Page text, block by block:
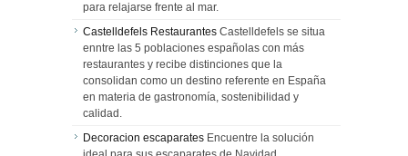
para relajarse frente al mar.
Castelldefels Restaurantes Castelldefels se situa
enntre las 5 poblaciones españolas con más
restaurantes y recibe distinciones que la
consolidan como un destino referente en España
en materia de gastronomía, sostenibilidad y
calidad.
Decoracion escaparates Encuentre la solución